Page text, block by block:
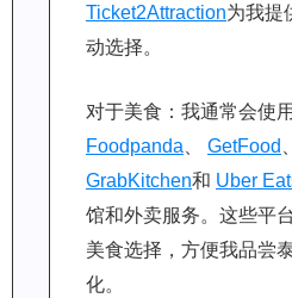
Ticket2Attraction为我提
动选择。
对于美食：我通常会使用
Foodpanda
GetFood
GrabKitchen和 Uber
馆和外卖服务。这些平
美食选择，方便我品尝
化。